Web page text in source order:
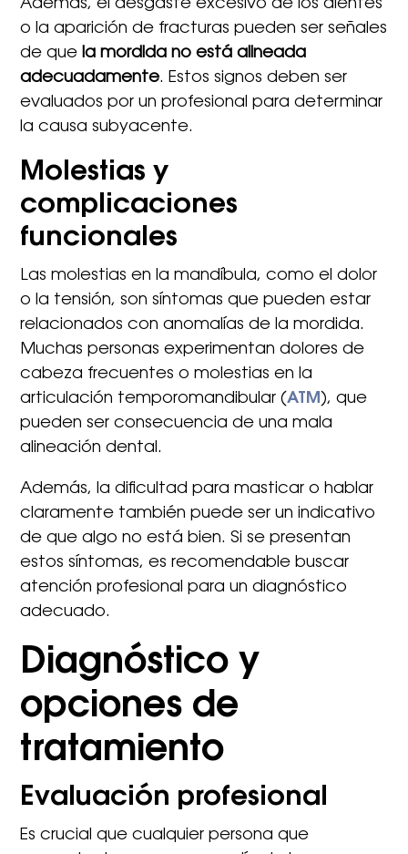
Además, el desgaste excesivo de los dientes
o la aparición de fracturas pueden ser señales
de quela mordida no está alineada
adecuadamente. Estos signos deben ser
evaluados por un profesional para determinar
la causa subyacente.
Molestias y
complicaciones
funcionales
Las molestias en la mandíbula, como el dolor
o la tensión, son síntomas que pueden estar
relacionados con anomalías de la mordida.
Muchas personas experimentan dolores de
cabeza frecuentes o molestias en la
articulación temporomandibular (ATM), que
pueden ser consecuencia de una mala
alineación dental.
Además, la dificultad para masticar o hablar
claramente también puede ser un indicativo
de que algo no está bien. Si se presentan
estos síntomas, es recomendable buscar
atención profesional para un diagnóstico
adecuado.
Diagnóstico y
opciones de
tratamiento
Evaluación profesional
Es crucial que cualquier persona que